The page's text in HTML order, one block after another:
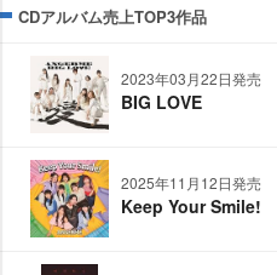
CDアルバム売上TOP3作品
2023年03月22日発売
BIG LOVE
2025年11月12日発売
Keep Your Smile!